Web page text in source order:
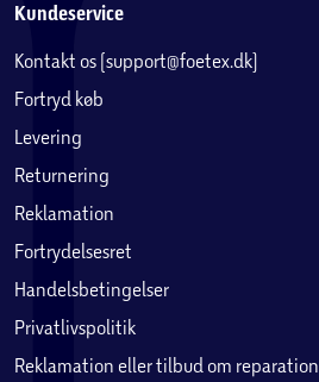
Kundeservice
Kontakt os (support@foetex.dk)
Fortryd køb
Levering
Returnering
Reklamation
Fortrydelsesret
Handelsbetingelser
Privatlivspolitik
Reklamation eller tilbud om reparation